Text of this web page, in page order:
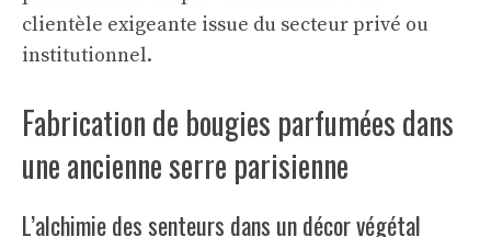
clientèle exigeante issue du secteur privé ou
institutionnel.
Fabrication de bougies parfumées dans
une ancienne serre parisienne
L’alchimie des senteurs dans un décor végétal